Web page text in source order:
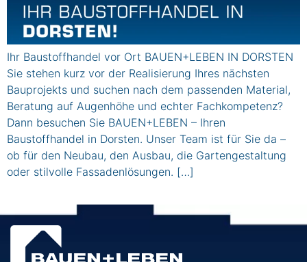
Ihr Baustoffhandel vor Ort BAUEN+LEBEN IN DORSTEN
Sie stehen kurz vor der Realisierung Ihres nächsten
Bauprojekts und suchen nach dem passenden Material,
Beratung auf Augenhöhe und echter Fachkompetenz?
Dann besuchen Sie BAUEN+LEBEN – Ihren
Baustoffhandel in Dorsten. Unser Team ist für Sie da –
ob für den Neubau, den Ausbau, die Gartengestaltung
oder stilvolle Fassadenlösungen. […]